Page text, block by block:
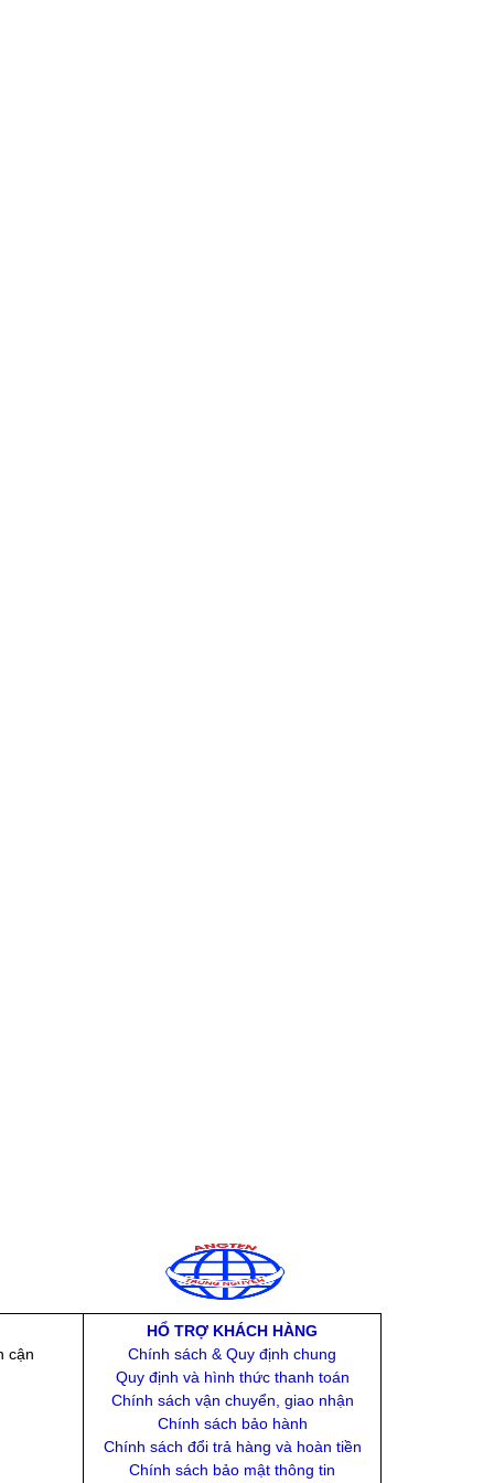
cận
HỔ TRỢ KHÁCH HÀNG
Chính sách & Quy định chung
Quy định và hình thức thanh toán
Chính sách vận chuyển, giao nhận
Chính sách bảo hành
Chính sách đổi trả hàng và hoàn tiền
Chính sách bảo mật thông tin